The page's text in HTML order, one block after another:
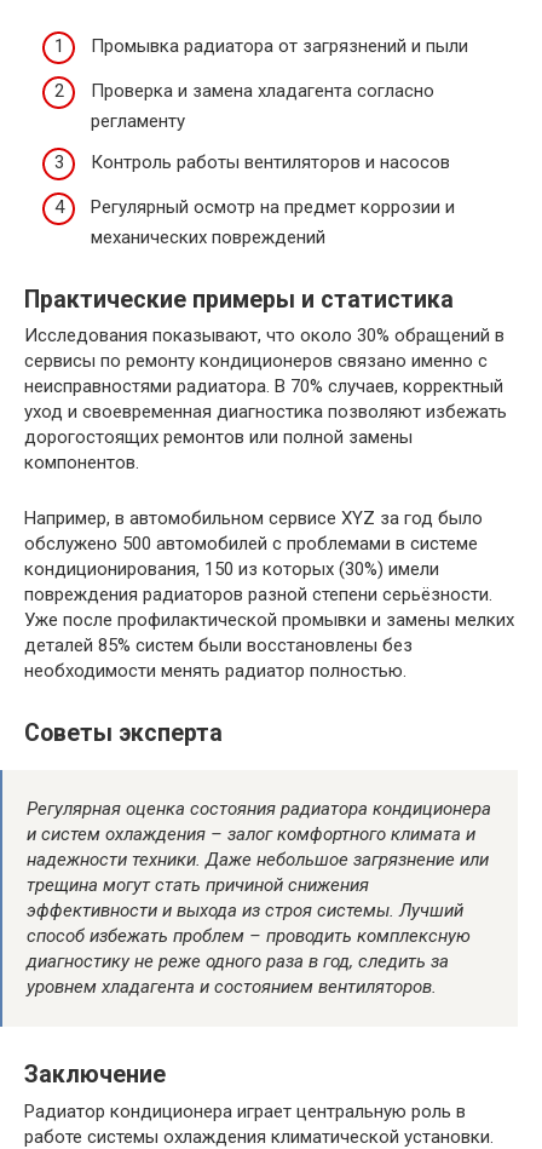
Промывка радиатора от загрязнений и пыли
Проверка и замена хладагента согласно
регламенту
Контроль работы вентиляторов и насосов
Регулярный осмотр на предмет коррозии и
механических повреждений
Практические примеры и статистика
Исследования показывают, что около 30% обращений в
сервисы по ремонту кондиционеров связано именно с
неисправностями радиатора. В 70% случаев, корректный
уход и своевременная диагностика позволяют избежать
дорогостоящих ремонтов или полной замены
компонентов.
Например, в автомобильном сервисе XYZ за год было
обслужено 500 автомобилей с проблемами в системе
кондиционирования, 150 из которых (30%) имели
повреждения радиаторов разной степени серьёзности.
Уже после профилактической промывки и замены мелких
деталей 85% систем были восстановлены без
необходимости менять радиатор полностью.
Советы эксперта
Регулярная оценка состояния радиатора кондиционера
и систем охлаждения – залог комфортного климата и
надежности техники. Даже небольшое загрязнение или
трещина могут стать причиной снижения
эффективности и выхода из строя системы. Лучший
способ избежать проблем – проводить комплексную
диагностику не реже одного раза в год, следить за
уровнем хладагента и состоянием вентиляторов.
Заключение
Радиатор кондиционера играет центральную роль в
работе системы охлаждения климатической установки.